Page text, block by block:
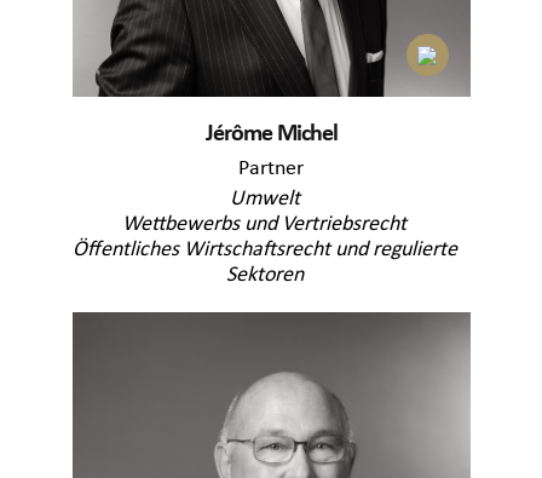
Jérôme Michel
Partner
Umwelt
Wettbewerbs und Vertriebsrecht
Öffentliches Wirtschaftsrecht und regulierte
Sektoren